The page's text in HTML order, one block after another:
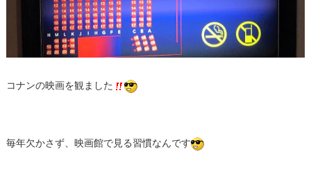
コナンの映画を観ました
毎年欠かさず、映画館で見る習慣なんです